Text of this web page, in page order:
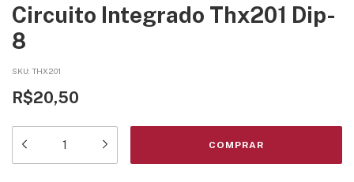
Circuito Integrado Thx201 Dip-
8
SKU: THX201
R$20,50